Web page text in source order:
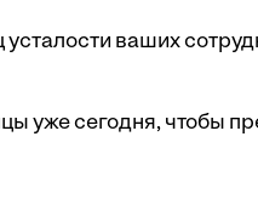
ваших
уже сегодня, чтобы